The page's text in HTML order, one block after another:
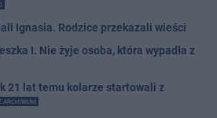
Ignasia. Rodzice przekazali wieści
I. Nie żyje osoba, która wypadła z
21 lat temu kolarze startowali z
ARCHIWUM